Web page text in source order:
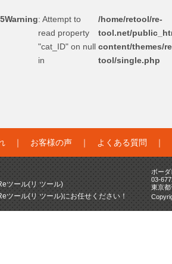
Warning: Attempt to
read property
"cat_ID" on null
in
/home/retool/re-
tool.net/
content/themes/
tool/single.php
｜ お客様の声｜ よくある質問 ｜
ツール(リ ツール)
ツール(リ ツール)にお任せください！
ボー
03-
東京